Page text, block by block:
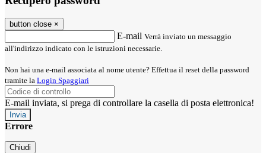
button close ×
E-mail Verrà inviato un messaggio
all'indirizzo indicato con le istruzioni necessarie.
Non hai una e-mail associata al nome utente? Effettua il reset della password
tramite la Login Spaggiari
E-mail inviata, si prega di controllare la casella di posta elettronica!
Errore
Chiudi